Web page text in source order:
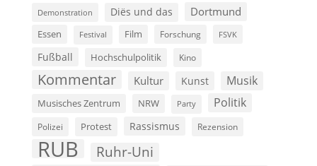
Demonstration Diës und das Dortmund
Essen Festival Film Forschung FSVK
Fußball Hochschulpolitik Kino
Kommentar Kultur Kunst Musik
Musisches Zentrum NRW Party Politik
Polizei Protest Rassismus Rezension
RUB Ruhr-Uni